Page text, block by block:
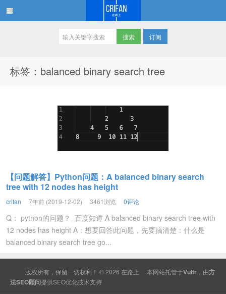
订阅
标签：balanced binary search tree
【问题解答】Python问题：A balanced binary search
tree with 12 nodes has height
crifan 7年前 (2019-12-02) 3461浏览 0评论
Q： python的问题？_百度知道 A balanced binary search tree with
12 nodes has height A：想要回答此问题，先要搞清楚：什么是
balanced binary search tree go...
版权所有，保留一切权利！ © 2026 在路上 本网站托管于Vultr ，由方
法SEO顾问提供SEO优化技术支持